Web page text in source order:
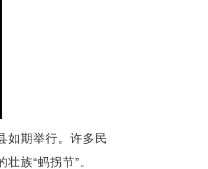
期举行。许多民
族“蚂拐节”。